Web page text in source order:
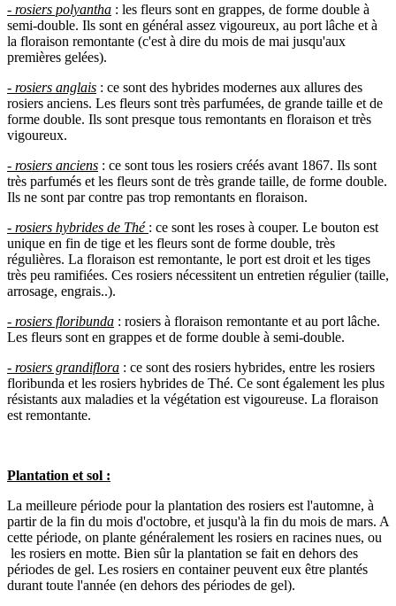
- rosiers polyantha : les fleurs sont en grappes, de forme double à
semi-double. Ils sont en général assez vigoureux, au port lâche et à
la floraison remontante (c'est à dire du mois de mai jusqu'aux
premières gelées).
- rosiers anglais : ce sont des hybrides modernes aux allures des
rosiers anciens. Les fleurs sont très parfumées, de grande taille et de
forme double. Ils sont presque tous remontants en floraison et très
vigoureux.
- rosiers anciens : ce sont tous les rosiers créés avant 1867. Ils sont
très parfumés et les fleurs sont de très grande taille, de forme double.
Ils ne sont par contre pas trop remontants en floraison.
- rosiers hybrides de Thé : ce sont les roses à couper. Le bouton est
unique en fin de tige et les fleurs sont de forme double, très
régulières. La floraison est remontante, le port est droit et les tiges
très peu ramifiées. Ces rosiers nécessitent un entretien régulier (taille,
arrosage, engrais..).
- rosiers floribunda : rosiers à floraison remontante et au port lâche.
Les fleurs sont en grappes et de forme double à semi-double.
- rosiers grandiflora : ce sont des rosiers hybrides, entre les rosiers
floribunda et les rosiers hybrides de Thé. Ce sont également les plus
résistants aux maladies et la végétation est vigoureuse. La floraison
est remontante.
Plantation et sol :
La meilleure période pour la plantation des rosiers est l'automne, à
partir de la fin du mois d'octobre, et jusqu'à la fin du mois de mars. A
cette période, on plante généralement les rosiers en racines nues, ou
les rosiers en motte. Bien sûr la plantation se fait en dehors des
périodes de gel. Les rosiers en container peuvent eux être plantés
durant toute l'année (en dehors des périodes de gel).